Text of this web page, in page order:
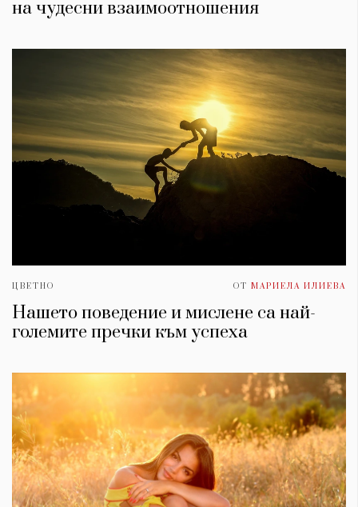
на чудесни взаимоотношения
ЦВЕТНО ОТ МАРИЕЛА ИЛИЕВА
Нашето поведение и мислене са най-
големите пречки към успеха